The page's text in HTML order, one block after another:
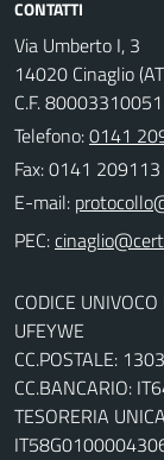
CONTATTI
Via Umberto I, 3
14020 Cinaglio
C.F.
Telefono:0141
Fax: 0141 209113
E-mail:
PEC:
CODICE
UFEYWE
CC.POSTALE:
CC.BANCARIO:
TESORERIA